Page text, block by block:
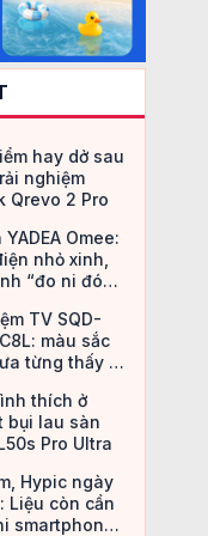
hay dở sau
nghiệm
Qrevo 2 Pro
Omee:
nhỏ xinh,
“đo ni đóng
TV SQD-
màu sắc
từng thấy ở
thích ở
bụi lau sàn
Pro Ultra
Hypic ngày
Liệu còn cần
smartphone